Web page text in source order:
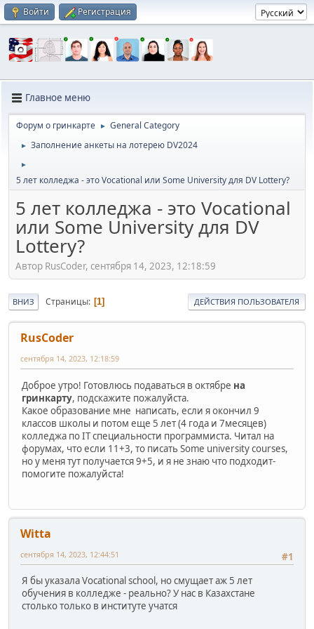
Войти Регистрация
Главное меню
Форум о гринкарте ► General Category
► Заполнение анкеты на лотерею DV2024
►
5 лет колледжа - это Vocational или Some University для DV Lottery?
5 лет колледжа - это Vocational
или Some University для DV
Lottery?
Автор RusCoder, сентября 14, 2023, 12:18:59
ВНИЗ Страницы 1 ДЕЙСТВИЯ ПОЛЬЗОВАТЕЛЯ
RusCoder
сентября 14, 2023, 12:18:59
Доброе утро! Готовлюсь подаваться в октябре на
гринкарту, подскажите пожалуйста.
Какое образование мне написать, если я окончил 9
классов школы и потом еще 5 лет (4 года и 7месяцев)
колледжа по IT специальности программиста. Читал на
форумах, что если 11+3, то писать Some university courses,
но у меня тут получается 9+5, и я не знаю что подходит-
помогите пожалуйста!
Witta
#1
сентября 14, 2023, 12:44:51
Я бы указала Vocational school, но смущает аж 5 лет
обучения в колледже - реально? У нас в Казахстане
столько только в институте учатся